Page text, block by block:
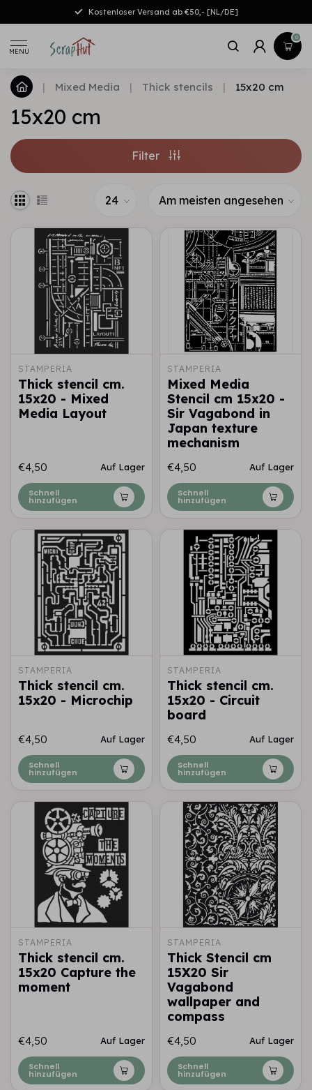
Kostenloser Versand ab €50,- [NL/DE]
MENU
0
| Mixed Media | Thick stencils | 15x20 cm
15x20 cm
Filter
STAMPERIA
Thick stencil cm.
15x20 - Mixed
Media Layout
€4,50 Auf Lager
Schnell
hinzufügen
STAMPERIA
Mixed Media
Stencil cm 15x20 -
Sir Vagabond in
Japan texture
mechanism
€4,50 Auf Lager
Schnell
hinzufügen
STAMPERIA
Thick stencil cm.
15x20 - Microchip
€4,50 Auf Lager
Schnell
hinzufügen
STAMPERIA
Thick stencil cm.
15x20 - Circuit
board
€4,50 Auf Lager
Schnell
hinzufügen
STAMPERIA
Thick stencil cm.
15x20 Capture the
moment
€4,50 Auf Lager
Schnell
hinzufügen
STAMPERIA
Thick Stencil cm
15X20 Sir
Vagabond
wallpaper and
compass
€4,50 Auf Lager
Schnell
hinzufügen